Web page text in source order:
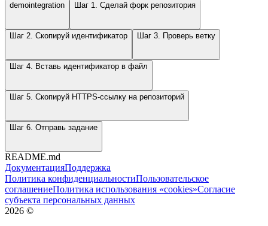
demointegration Шаг 1. Сделай форк репозитория
Шаг 2. Скопируй идентификатор Шаг 3. Проверь ветку
Шаг 4. Вставь идентификатор в файл
Шаг 5. Скопируй HTTPS-ссылку на репозиторий
Шаг 6. Отправь задание
README.md
ДокументацияПоддержка
Политика конфиденциальностиПользовательское
соглашениеПолитика использования «cookies»Согласие
субъекта персональных данных
2026 ©